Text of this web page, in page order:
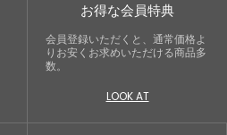
お得な会員特典
会員登録いただくと、通常価格よ
りお安くお求めいただける商品多
数。
LOOK AT